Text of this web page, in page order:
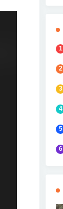
1
2
3
4
5
6